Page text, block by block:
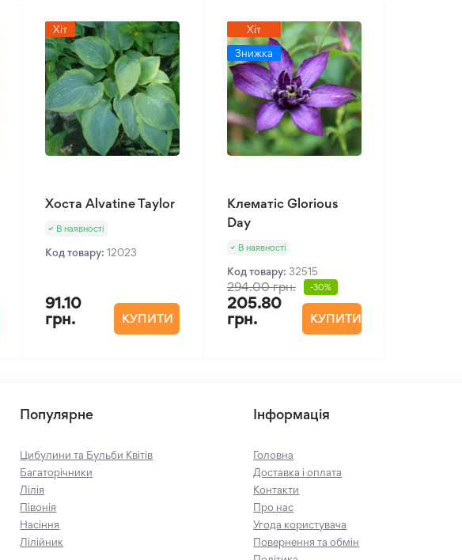
Хіт
Хоста Alvatine Taylor
В наявності
Код товару: 12023
91.10
грн.
КУПИТИ
Хіт
Знижка
Клематіс Glorious
Day
В наявності
Код товару: 32515
294.00 грн. -30%
205.80
грн.
КУПИТИ
Популярне
Цибулини та Бульби Квітів
Багаторічники
Лілія
Півонія
Насіння
Лілійник
Інформація
Головна
Доставка і оплата
Контакти
Про нас
Угода користувача
Повернення та обмін